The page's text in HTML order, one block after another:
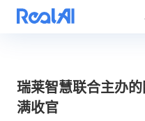
瑞莱智慧联合主办
满收官